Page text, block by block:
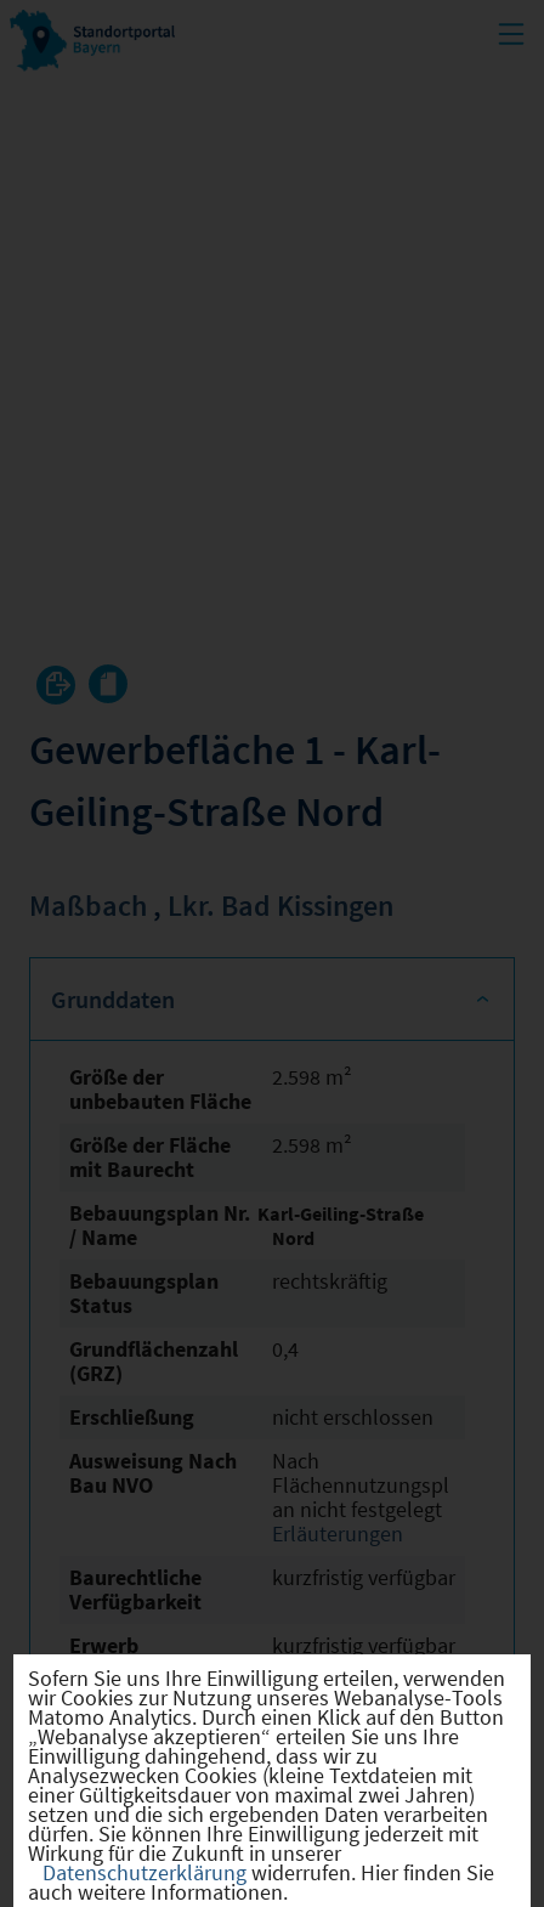
Gewerbefläche 1 - Karl-
Geiling-Straße Nord
Maßbach , Lkr. Bad Kissingen
Grunddaten
Größe der
unbebauten Fläche
2.598 m²
Größe der Fläche
mit Baurecht
2.598 m²
Bebauungsplan Nr.
/ Name
Karl-Geiling-Straße
Nord
Bebauungsplan
Status
rechtskräftig
Grundflächen­zahl
(GRZ)
0,4
Erschließung
nicht erschlossen
Ausweisung Nach
Bau NVO
Nach
Flächennutzungspl
an nicht festgelegt
Erläuterungen
Baurechtliche
Verfügbarkeit
kurzfristig verfügbar
Erwerb
kurzfristig verfügbar
Eigentümer
privat
Verkehr
Sofern Sie uns Ihre Einwilligung erteilen, verwenden
wir Cookies zur Nutzung unseres Webanalyse-Tools
Matomo Analytics. Durch einen Klick auf den Button
„Webanalyse akzeptieren“ erteilen Sie uns Ihre
Einwilligung dahingehend, dass wir zu
Analysezwecken Cookies (kleine Textdateien mit
einer Gültigkeitsdauer von maximal zwei Jahren)
setzen und die sich ergebenden Daten verarbeiten
dürfen. Sie können Ihre Einwilligung jederzeit mit
Wirkung für die Zukunft in unserer
Datenschutzerklärungwiderrufen. Hier finden Sie
auch weitere Informationen.